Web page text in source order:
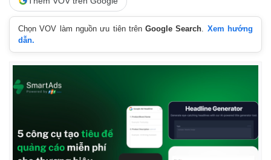
Chọn VOV làm nguồn ưu tiên trênGoogle Search
Xem hướng
dẫn.